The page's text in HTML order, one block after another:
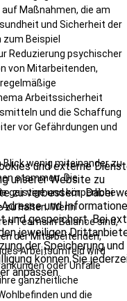
Maßnahmen, die am
und Sicherheit der
Beispiel
Reduzierung psychischer
von Mitarbeitenden,
Arbeitssicherheit
und die Schaffung
vor Gefährdungen und
Blick wenig miteinander zu
stammen. Die
geistige und körperliche
zu halten. Wenn
Teams in Balance sind,
der Mitarbeitenden,
Arbeitsumfeld wird
oder Unfälle
ganzheitliche
und die
und externe
unserer Website zu
zu verbessern. Dabei
und
und gespeichert. Bei
jeweiligen
der Speicherung und
können Sie
anpassen.